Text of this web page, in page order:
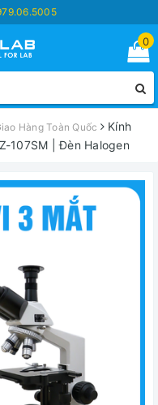
0
Hàng Toàn Quốc
Kính
107SM | Đèn Halogen